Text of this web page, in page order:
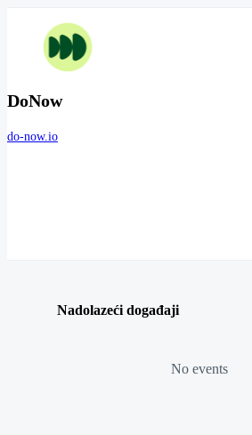
DoNow
do-now.io
Nadolazeći događaji
No events